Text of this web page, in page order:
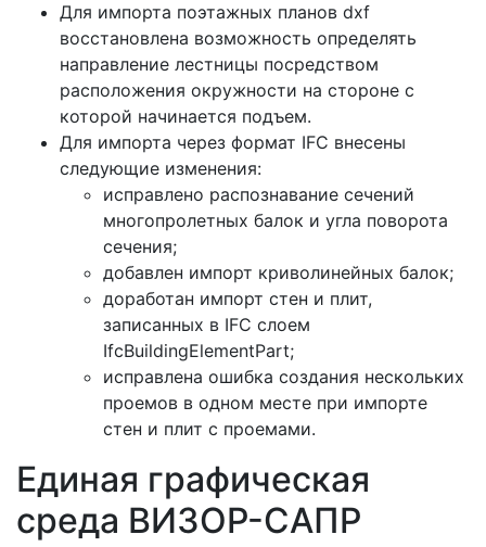
Для импорта поэтажных планов dxf
восстановлена возможность определять
направление лестницы посредством
расположения окружности на стороне с
которой начинается подъем.
Для импорта через формат IFC внесены
следующие изменения:
исправлено распознавание сечений
многопролетных балок и угла поворота
сечения;
добавлен импорт криволинейных балок;
доработан импорт стен и плит,
записанных в IFC слоем
IfcBuildingElementPart;
исправлена ошибка создания нескольких
проемов в одном месте при импорте
стен и плит с проемами.
Единая графическая
среда ВИЗОР-САПР